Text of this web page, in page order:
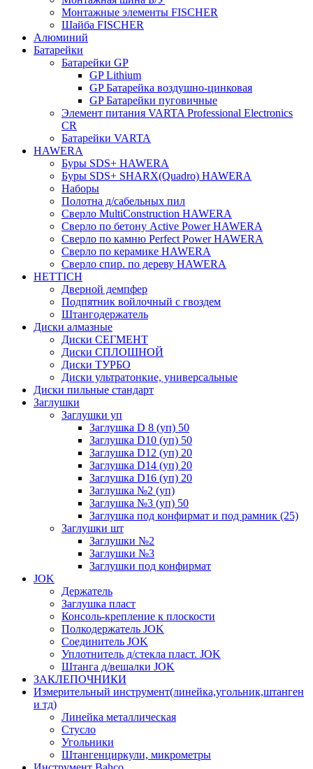
Монтажные элементы FISCHER
Шайба FISCHER
Алюминий
Батарейки
Батарейки GP
GP Lithium
GP Батарейка воздушно-цинковая
GP Батарейки пуговичные
Элемент питания VARTA Professional Electronics
CR
Батарейки VARTA
HAWERA
Буры SDS+ HAWERA
Буры SDS+ SHARX(Quadro) HAWERA
Наборы
Полотна д/сабельных пил
Сверло MultiConstruction HAWERA
Сверло по бетону Active Power HAWERA
Сверло по камню Perfect Power HAWERA
Сверло по керамике HAWERA
Сверло спир. по дереву HAWERA
HETTICH
Дверной демпфер
Подпятник войлочный с гвоздем
Штангодержатель
Диски алмазные
Диски СЕГМЕНТ
Диски СПЛОШНОЙ
Диски ТУРБО
Диски ультратонкие, универсальные
Диски пильные стандарт
Заглушки
Заглушки уп
Заглушка D 8 (уп) 50
Заглушка D10 (уп) 50
Заглушка D12 (уп) 20
Заглушка D14 (уп) 20
Заглушка D16 (уп) 20
Заглушка №2 (уп)
Заглушка №3 (уп) 50
Заглушка под конфирмат и под рамник (25)
Заглушки шт
Заглушки №2
Заглушки №3
Заглушки под конфирмат
JOK
Держатель
Заглушка пласт
Консоль-крепление к плоскости
Полкодержатель JOK
Соединитель JOK
Уплотнитель д/стекла пласт. JOK
Штанга д/вешалки JOK
ЗАКЛЕПОЧНИКИ
Измерительный инструмент(линейка,угольник,штанген
и тд)
Линейка металлическая
Стусло
Угольники
Штангенциркули, микрометры